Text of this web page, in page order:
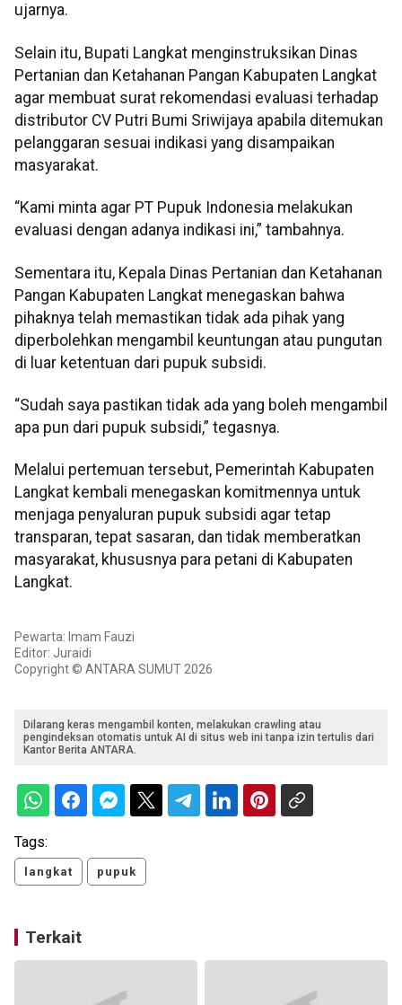
ujarnya.
Selain itu, Bupati Langkat menginstruksikan Dinas
Pertanian dan Ketahanan Pangan Kabupaten Langkat
agar membuat surat rekomendasi evaluasi terhadap
distributor CV Putri Bumi Sriwijaya apabila ditemukan
pelanggaran sesuai indikasi yang disampaikan
masyarakat.
“Kami minta agar PT Pupuk Indonesia melakukan
evaluasi dengan adanya indikasi ini,” tambahnya.
Sementara itu, Kepala Dinas Pertanian dan Ketahanan
Pangan Kabupaten Langkat menegaskan bahwa
pihaknya telah memastikan tidak ada pihak yang
diperbolehkan mengambil keuntungan atau pungutan
di luar ketentuan dari pupuk subsidi.
“Sudah saya pastikan tidak ada yang boleh mengambil
apa pun dari pupuk subsidi,” tegasnya.
Melalui pertemuan tersebut, Pemerintah Kabupaten
Langkat kembali menegaskan komitmennya untuk
menjaga penyaluran pupuk subsidi agar tetap
transparan, tepat sasaran, dan tidak memberatkan
masyarakat, khususnya para petani di Kabupaten
Langkat.
Pewarta: Imam Fauzi
Editor: Juraidi
Copyright © ANTARA SUMUT 2026
Dilarang keras mengambil konten, melakukan crawling atau
pengindeksan otomatis untuk AI di situs web ini tanpa izin tertulis dari
Kantor Berita ANTARA.
Tags:
langkat pupuk
Terkait